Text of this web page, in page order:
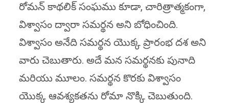
రోమన్ కాథలిక్ సంఘము కూడా, చారిత్రాత్మకంగా,
విశ్వాసం ద్వారా సమర్థన అని బోధించింది.
విశ్వాసం అనేది సమర్థన యొక్క ప్రారంభ దశ అని
వారు చెబుతారు. అదే మన సమర్థనకు పునాది
మరియు మూలం. సమర్థన కొరకు విశ్వాసం
యొక్క ఆవశ్యకతను రోమా నొక్కి చెబుతుంది.